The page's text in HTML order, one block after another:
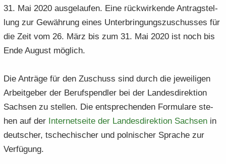
31. Mai 2020 aus­ge­lau­fen. Eine rück­wir­ken­de An­trag­stel­
lung zur Ge­wäh­rung eines Un­ter­brin­gungs­zu­schus­ses für
die Zeit vom 26. März bis zum 31. Mai 2020 ist noch bis
Ende Au­gust mög­lich.
Die An­trä­ge für den Zu­schuss sind durch die je­wei­li­gen
Ar­beit­ge­ber der Be­rufs­pend­ler bei der Lan­des­di­rek­ti­on
Sach­sen zu stel­len. Die ent­spre­chen­den For­mu­la­re ste­
hen auf der In­ter­net­sei­te der Lan­des­di­rek­ti­on Sach­sen in
deut­scher, tsche­chi­scher und pol­ni­scher Spra­che zur
Ver­fü­gung.